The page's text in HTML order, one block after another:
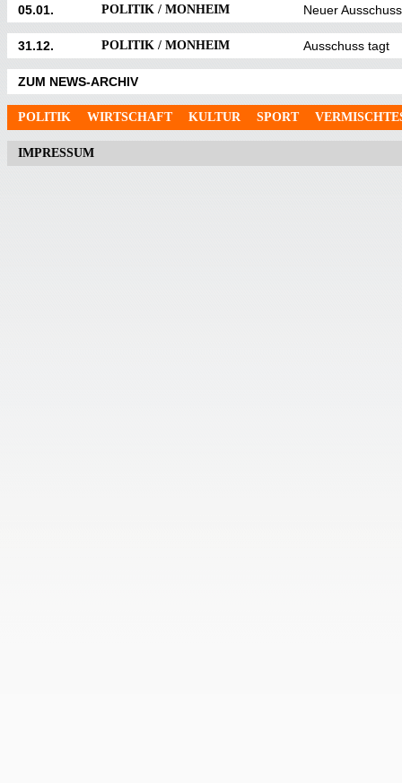
05.01. POLITIK / MONHEIM Neuer
31.12. POLITIK / MONHEIM Ausschuss tagt
ZUM NEWS-ARCHIV
POLITIK WIRTSCHAFT KULTUR SPORT
IMPRESSUM